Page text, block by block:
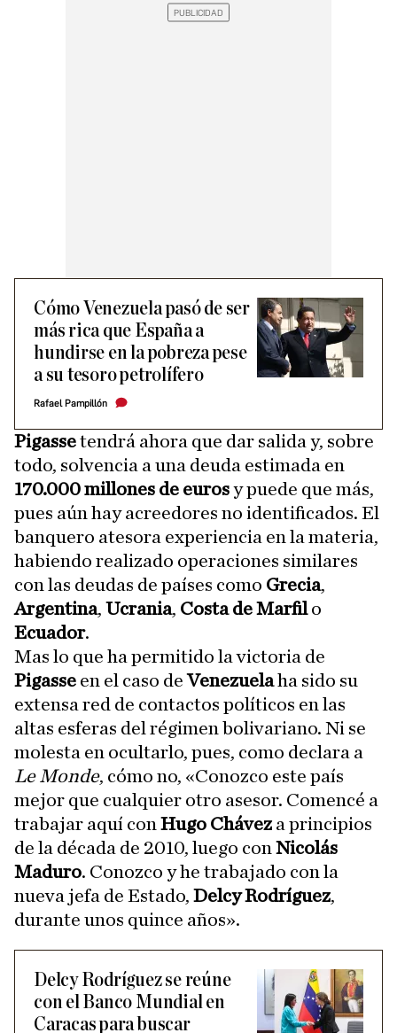
Cómo Venezuela pasó de ser
más rica que España a
hundirse en la pobreza pese
a su tesoro petrolífero
Rafael Pampillón
Pigassetendrá ahora que dar salida y, sobre
todo, solvencia a una deuda estimada en
170.000 millones de eurosy puede que más,
pues aún hay acreedores no identificados. El
banquero atesora experiencia en la materia,
habiendo realizado operaciones similares
con las deudas de países como Grecia,
Argentina, Ucrania, Costa de Marfilo
Ecuador.
Mas lo que ha permitido la victoria de
Pigasse en el caso deVenezuelaha sido su
extensa red de contactos políticos en las
altas esferas del régimen bolivariano. Ni se
molesta en ocultarlo, pues, como declara a
Le Monde, cómo no, «Conozco este país
mejor que cualquier otro asesor. Comencé a
trabajar aquí con Hugo Cháveza principios
de la década de 2010, luego con Nicolás
Maduro. Conozco y he trabajado con la
nueva jefa de Estado, Delcy Rodríguez,
durante unos quince años».
Delcy Rodríguez se reúne
con el Banco Mundial en
Caracas para buscar